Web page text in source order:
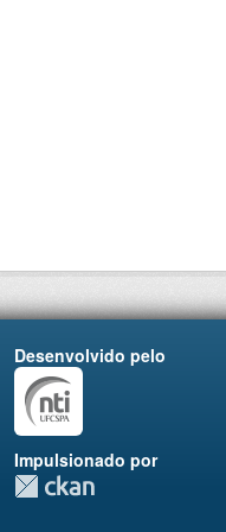
Desenvolvido pelo
Impulsionado por